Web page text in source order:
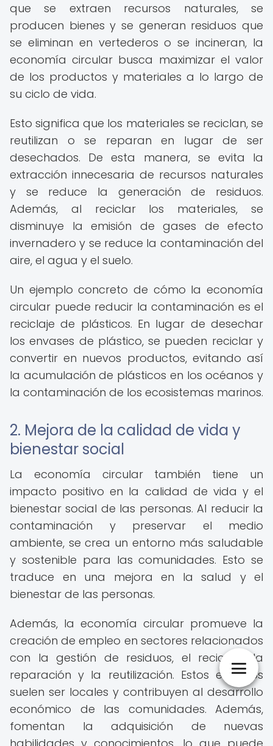
que se extraen recursos naturales, se
producen bienes y se generan residuos que
se eliminan en vertederos o se incineran, la
economía circular busca maximizar el valor
de los productos y materiales a lo largo de
su ciclo de vida.
Esto significa que los materiales se reciclan, se
reutilizan o se reparan en lugar de ser
desechados. De esta manera, se evita la
extracción innecesaria de recursos naturales
y se reduce la generación de residuos.
Además, al reciclar los materiales, se
disminuye la emisión de gases de efecto
invernadero y se reduce la contaminación del
aire, el agua y el suelo.
Un ejemplo concreto de cómo la economía
circular puede reducir la contaminación es el
reciclaje de plásticos. En lugar de desechar
los envases de plástico, se pueden reciclar y
convertir en nuevos productos, evitando así
la acumulación de plásticos en los océanos y
la contaminación de los ecosistemas marinos.
2. Mejora de la calidad de vida y
bienestar social
La economía circular también tiene un
impacto positivo en la calidad de vida y el
bienestar social de las personas. Al reducir la
contaminación y preservar el medio
ambiente, se crea un entorno más saludable
y sostenible para las comunidades. Esto se
traduce en una mejora en la salud y el
bienestar de las personas.
Además, la economía circular promueve la
creación de empleo en sectores relacionados
con la gestión de residuos, el reciclaje, la
reparación y la reutilización. Estos empleos
suelen ser locales y contribuyen al desarrollo
económico de las comunidades. Además,
fomentan la adquisición de nuevas